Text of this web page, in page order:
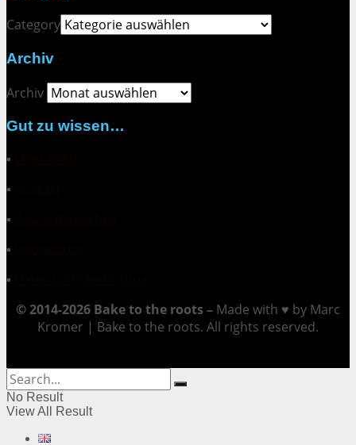
Category
Archiv
Archiv
Gut zu wissen…
▪
▪
▪
▪
▪
© 2014-2026 Bake to the roots – Made with ♥ by Marc
Kromer | Bake to the roots. All rights reserved.
No Result
View All Result